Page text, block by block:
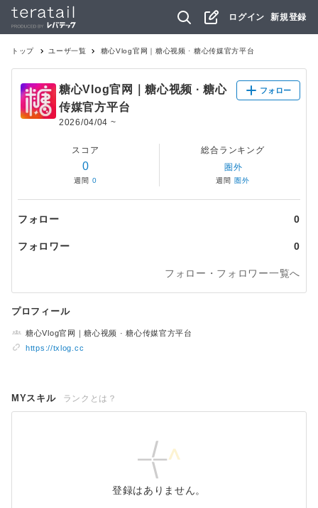
ログイン 新規登録
トップ ユーザ一覧 糖心Vlog官网｜糖心视频 · 糖心传媒官方平台
糖心Vlog官网｜糖心视频 · 糖心
传媒官方平台
2026/04/04 ~
フォロー
スコア
0
週間 0
総合ランキング
圏外
週間 圏外
フォロー 0
フォロワー 0
フォロー・フォロワー一覧へ
プロフィール
糖心Vlog官网｜糖心视频 · 糖心传媒官方平台
https://txlog.cc
MYスキル ランクとは？
登録はありません。